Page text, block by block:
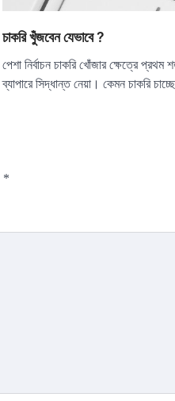
চাকরি খুঁজবেন যেভাবে ?
পেশা নির্বাচন চাকরি খোঁজার ক্ষেত্রে
ব্যাপারে সিদ্ধান্ত নেয়া। কেমন চাকরি
*